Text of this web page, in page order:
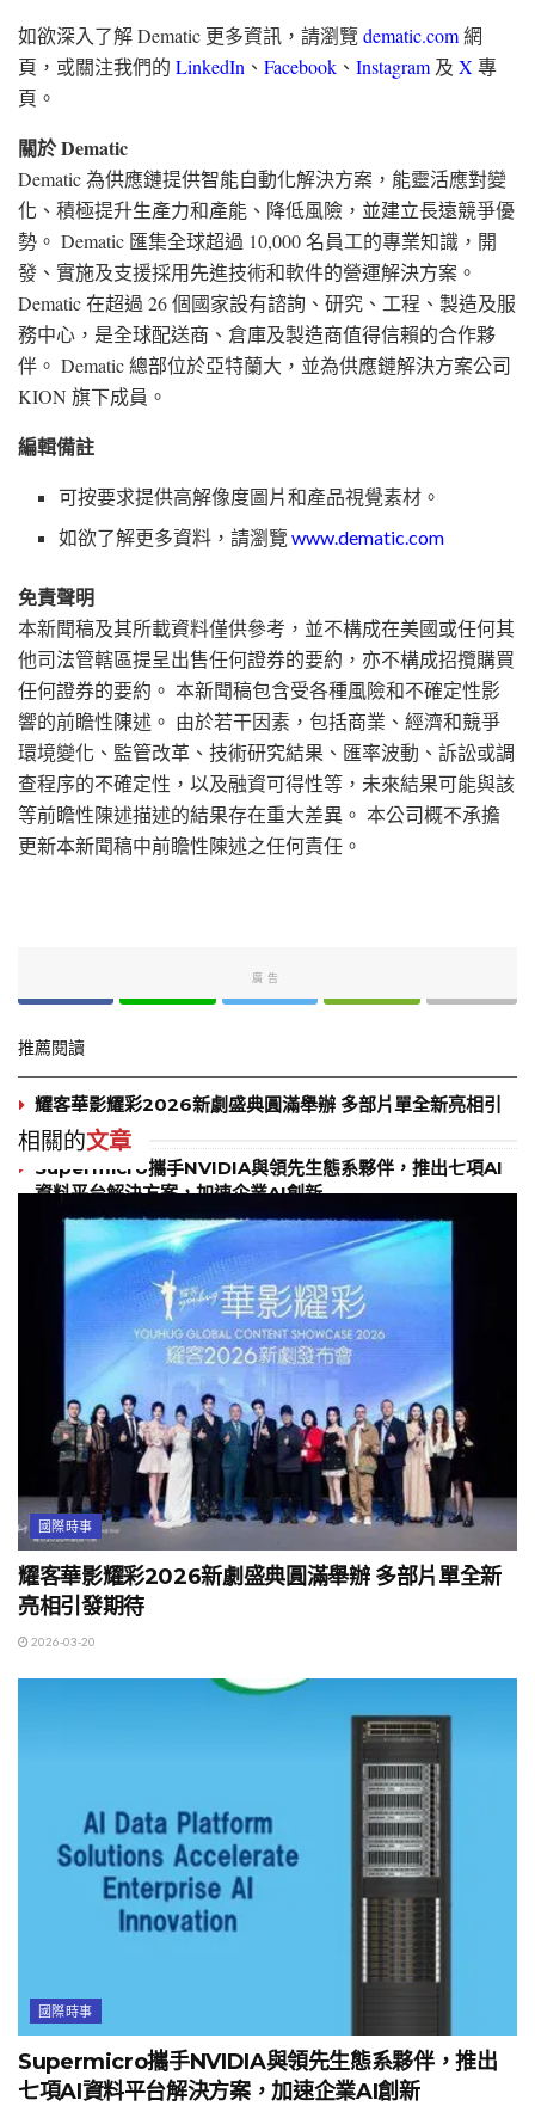
如欲深入了解 Dematic 更多資訊，請瀏覽dematic.com網
頁，或關注我們的 LinkedIn 、 Facebook 、 Instagram 及 X 專
頁。
關於 Dematic
Dematic 為供應鏈提供智能自動化解決方案，能靈活應對變
化、積極提升生產力和產能、降低風險，並建立長遠競爭優
勢。 Dematic 匯集全球超過 10,000 名員工的專業知識，開
發、實施及支援採用先進技術和軟件的營運解決方案。
Dematic 在超過 26 個國家設有諮詢、研究、工程、製造及服
務中心，是全球配送商、倉庫及製造商值得信賴的合作夥
伴。 Dematic 總部位於亞特蘭大，並為供應鏈解決方案公司
KION 旗下成員。
編輯備註
可按要求提供高解像度圖片和產品視覺素材。
如欲了解更多資料，請瀏覽www.dematic.com
免責聲明
本新聞稿及其所載資料僅供參考，並不構成在美國或任何其
他司法管轄區提呈出售任何證券的要約，亦不構成招攬購買
任何證券的要約。 本新聞稿包含受各種風險和不確定性影
響的前瞻性陳述。 由於若干因素，包括商業、經濟和競爭
環境變化、監管改革、技術研究結果、匯率波動、訴訟或調
查程序的不確定性，以及融資可得性等，未來結果可能與該
等前瞻性陳述描述的結果存在重大差異。 本公司概不承擔
更新本新聞稿中前瞻性陳述之任何責任。
廣告
推薦閱讀
耀客華影耀彩2026新劇盛典圓滿舉辦 多部片單全新亮相引
發期待
Supermicro攜手NVIDIA與領先生態系夥伴，推出七項AI
資料平台解決方案，加速企業AI創新
IBM 發布 2025 年度報告：行政總裁 Arvind Krishna 致
投資者的一封信
相關的文章
國際時事
耀客華影耀彩2026新劇盛典圓滿舉辦 多部片單全新
亮相引發期待
2026-03-20
國際時事
Supermicro攜手NVIDIA與領先生態系夥伴，推出
七項AI資料平台解決方案，加速企業AI創新